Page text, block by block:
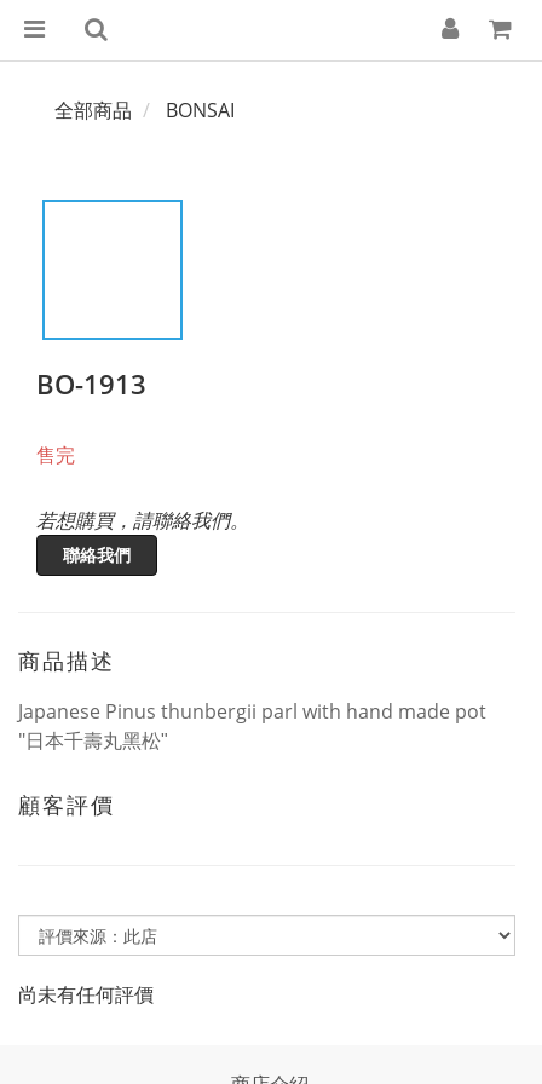
全部商品 BONSAI
BO-1913
售完
若想購買，請聯絡我們。
聯絡我們
商品描述
Japanese Pinus thunbergii parl with hand made pot
"日本千壽丸黑松"
顧客評價
尚未有任何評價